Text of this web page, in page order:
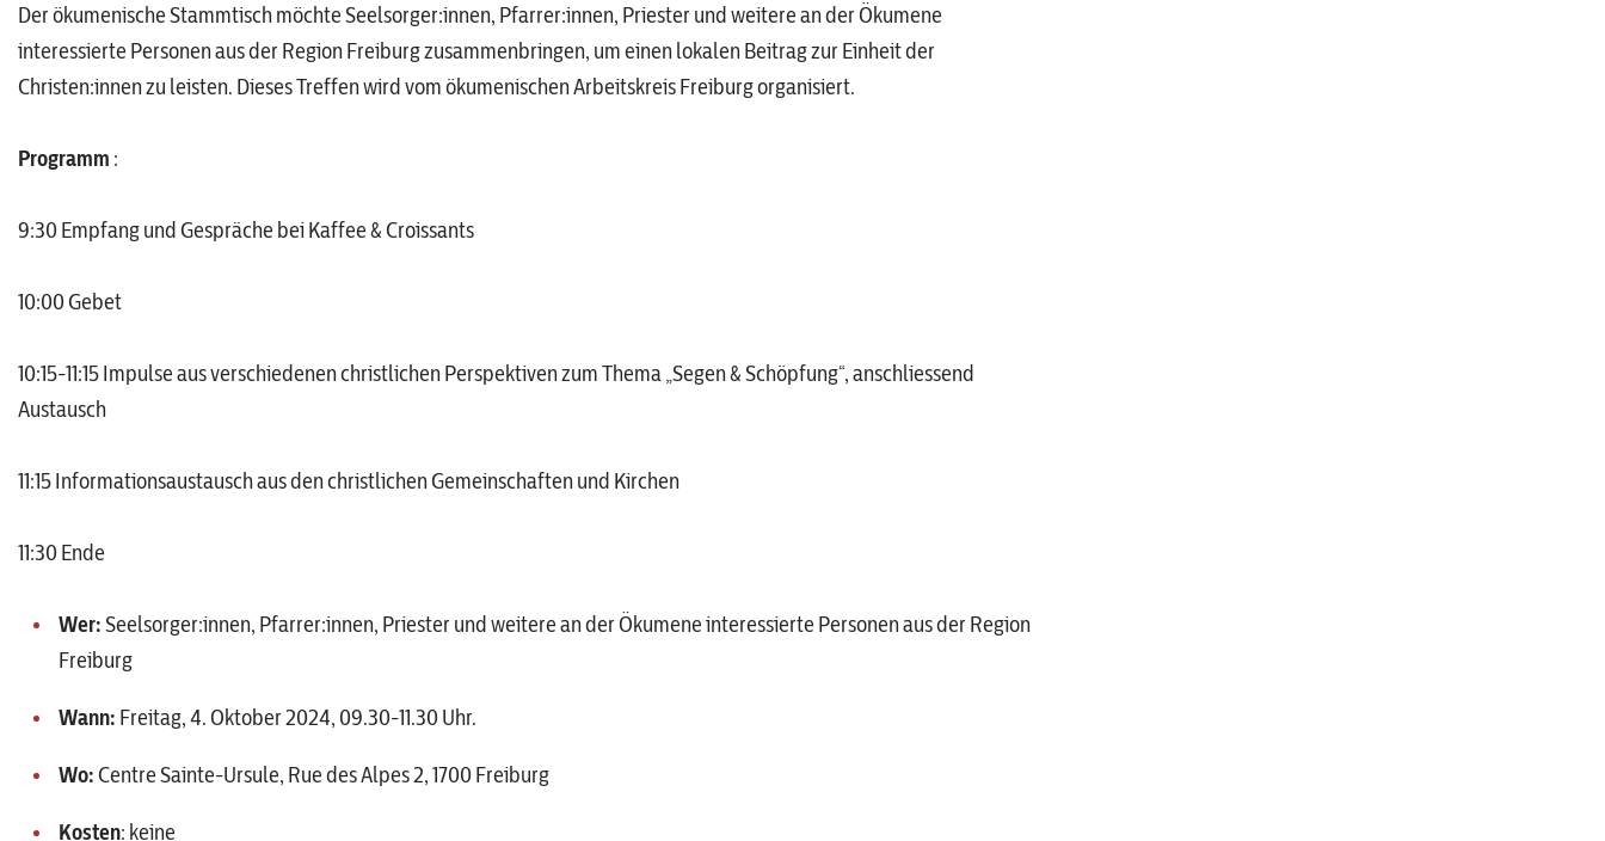
Der ökumenische Stammtisch möchte Seelsorger:innen, Pfarrer:innen, Priester und weitere an der Ökumene
interessierte Personen aus der Region Freiburg zusammenbringen, um einen lokalen Beitrag zur Einheit der
Christen:innen zu leisten. Dieses Treffen wird vom ökumenischen Arbeitskreis Freiburg organisiert.
Programm :
9:30 Empfang und Gespräche bei Kaffee & Croissants
10:00 Gebet
10:15-11:15 Impulse aus verschiedenen christlichen Perspektiven zum Thema „Segen & Schöpfung“, anschliessend
Austausch
11:15 Informationsaustausch aus den christlichen Gemeinschaften und Kirchen
11:30 Ende
Wer:Seelsorger:innen, Pfarrer:innen, Priester und weitere an der Ökumene interessierte Personen aus der Region
Freiburg
Wann: Freitag, 4. Oktober 2024, 09.30-11.30 Uhr.
Wo: Centre Sainte-Ursule, Rue des Alpes 2, 1700 Freiburg
Kosten: keine